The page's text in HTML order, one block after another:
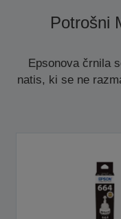
Potrošni
Epsonova črnila
natis, ki se ne